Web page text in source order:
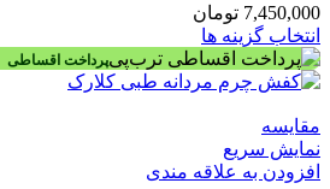
7,450,000 تومان
انتخاب گزینه ها
پرداخت اقساطی
مقايسه
نمایش سریع
افزودن به علاقه مندی